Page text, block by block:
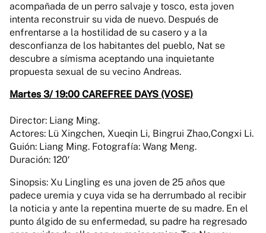
acompañada de un perro salvaje y tosco, esta joven
intenta reconstruir su vida de nuevo. Después de
enfrentarse a la hostilidad de su casero y a la
desconfianza de los habitantes del pueblo, Nat se
descubre a símisma aceptando una inquietante
propuesta sexual de su vecino Andreas.
Martes 3/ 19:00 CAREFREE DAYS (VOSE)
Director: Liang Ming.
Actores: Lü Xingchen, Xueqin Li, Bingrui Zhao,Congxi Li.
Guión: Liang Ming. Fotografía: Wang Meng.
Duración: 120′
Sinopsis: Xu Lingling es una joven de 25 años que
padece uremia y cuya vida se ha derrumbado al recibir
la noticia y ante la repentina muerte de su madre. En el
punto álgido de su enfermedad, su padre ha regresado